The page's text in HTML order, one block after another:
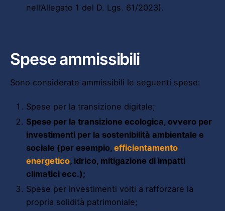
nell’Allegato 1 del D. Lgs. 61/2023).
Spese ammissibili
Sono considerate ammissibili le seguenti spese:
Spese per la transizione digitale;
Spese per la transizione ecologica, ovvero per
investimenti per la sostenibilità ambientale e
sociale (per esempio, efficientamento
energetico, idrico, mitigazione di impatti
climatici ecc.);
Spese per investimenti volti a rafforzare la
propria solidità patrimoniale;